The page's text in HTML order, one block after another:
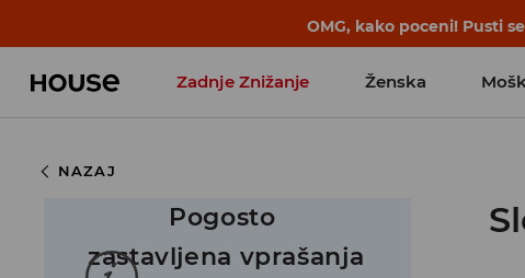
OMG, kako poceni! Pusti
Zadnje Znižanje Ženska
NAZAJ
Pogosto
zastavljena vprašanja